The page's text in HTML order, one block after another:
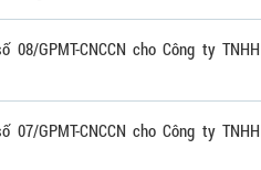
GPMT-CNCCN cho Công ty TNHH
GPMT-CNCCN cho Công ty TNHH